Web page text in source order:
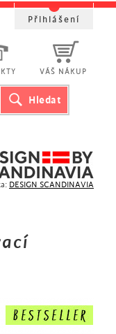
DESIGN SCANDINAVIA
VÁŠ NÁKUP
Přihlášení